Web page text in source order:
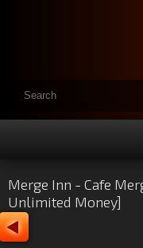
Merge Inn - Cafe
Unlimited Money]